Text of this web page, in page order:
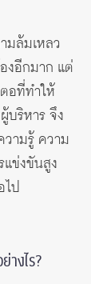
มล้มเหลว
งอีกมาก แต่
อที่ทำให้
ริหาร จึง
วามรู้ ความ
แข่งขันสูง
ไป
างไร?